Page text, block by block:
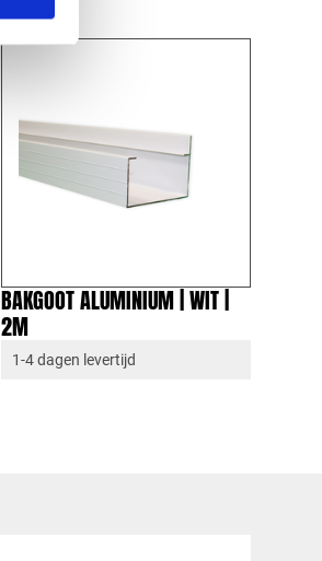
BAKGOOT ALUMINIUM | WIT |
2M
1-4 dagen levertijd